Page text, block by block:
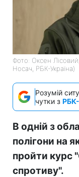
Фото: Оксен Лісовий,
Носач, РБК-Україна)
Розумій
чутки з РБК-
В одній з
полігони на
пройти курс
спротиву".